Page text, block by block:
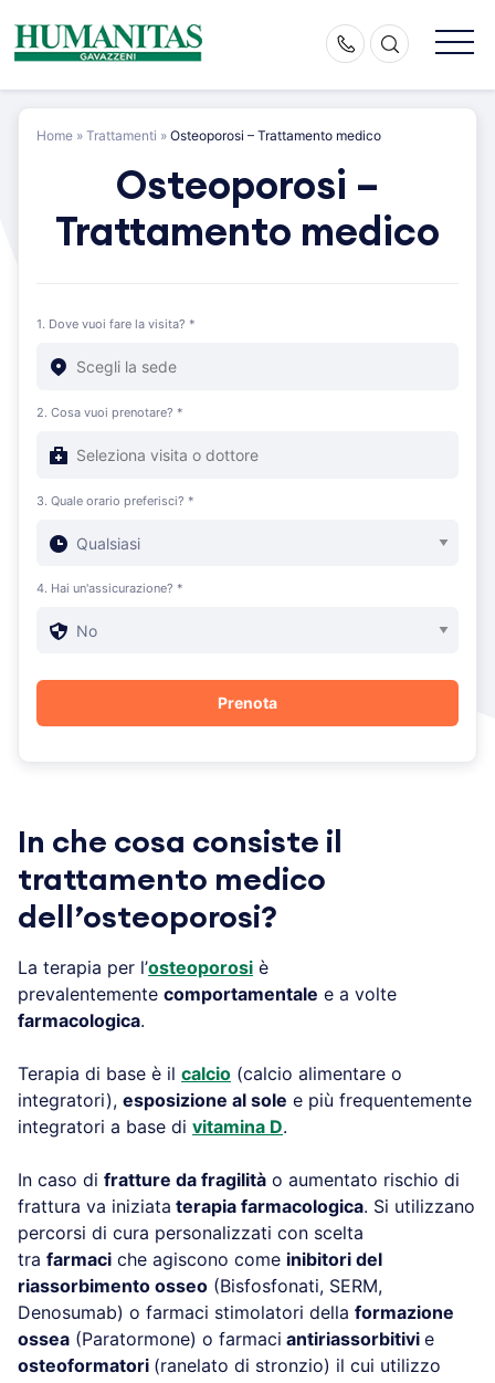
content
Home » Trattamenti » Osteoporosi – Trattamento medico
Osteoporosi –
Trattamento medico
1. Dove vuoi fare la visita? *
2. Cosa vuoi prenotare? *
3. Quale orario preferisci? *
4. Hai un'assicurazione? *
In che cosa consiste il
trattamento medico
dell’osteoporosi?
La terapia per l’osteoporosi è
prevalentemente comportamentale e a volte
farmacologica.
Terapia di base è il calcio (calcio alimentare o
integratori), esposizione al sole e più frequentemente
integratori a base di vitamina D.
In caso di fratture da fragilità o aumentato rischio di
frattura va iniziata terapia farmacologica. Si utilizzano
percorsi di cura personalizzati con scelta
tra farmaci che agiscono come inibitori del
riassorbimento osseo (Bisfosfonati, SERM,
Denosumab) o farmaci stimolatori della formazione
ossea (Paratormone) o farmaci antiriassorbitivi e
osteoformatori (ranelato di stronzio) il cui utilizzo